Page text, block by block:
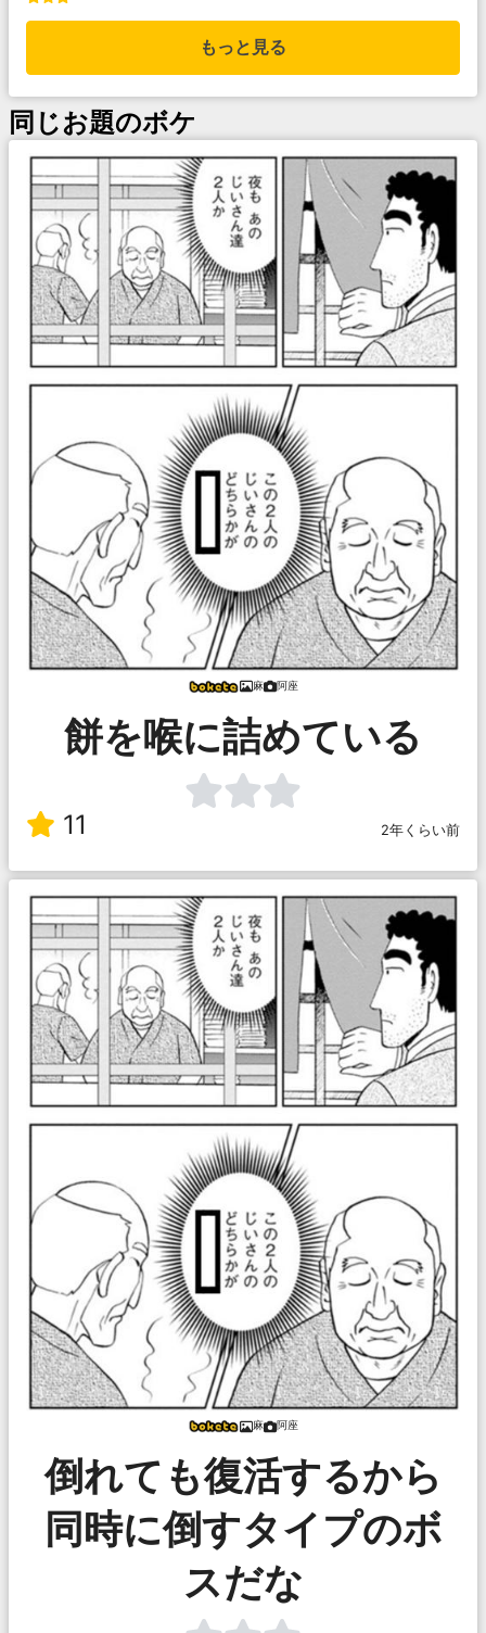
もっと見る
同じお題のボケ
麻 阿座
餅を喉に詰めている
11 2年くらい前
麻 阿座
倒れても復活するから
同時に倒すタイプのボ
スだな